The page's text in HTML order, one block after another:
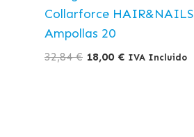
Collarforce HAIR&NAILS
Ampollas 20
32,84€ 18,00 € IVA Incluido